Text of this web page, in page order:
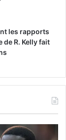
les rapports
de R. Kelly fait